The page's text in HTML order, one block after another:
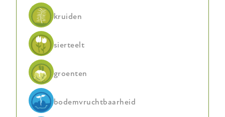
kruiden
sierteelt
groenten
bodemvruchtbaarheid